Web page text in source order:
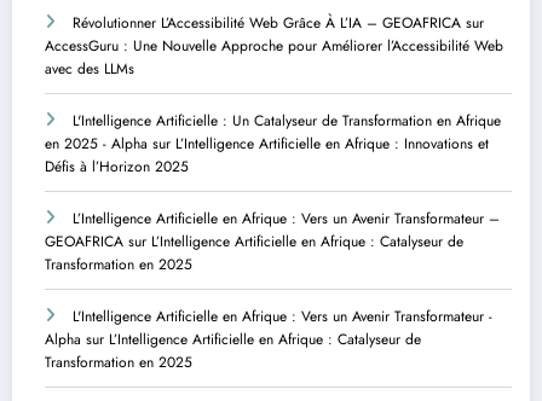
Révolutionner L’Accessibilité Web Grâce À L’IA – GEOAFRICA sur
AccessGuru : Une Nouvelle Approche pour Améliorer l’Accessibilité Web
avec des LLMs
L'Intelligence Artificielle : Un Catalyseur de Transformation en Afrique
en 2025 - Alpha sur L’Intelligence Artificielle en Afrique : Innovations et
Défis à l’Horizon 2025
L’Intelligence Artificielle en Afrique : Vers un Avenir Transformateur –
GEOAFRICA sur L’Intelligence Artificielle en Afrique : Catalyseur de
Transformation en 2025
L'Intelligence Artificielle en Afrique : Vers un Avenir Transformateur -
Alpha sur L’Intelligence Artificielle en Afrique : Catalyseur de
Transformation en 2025